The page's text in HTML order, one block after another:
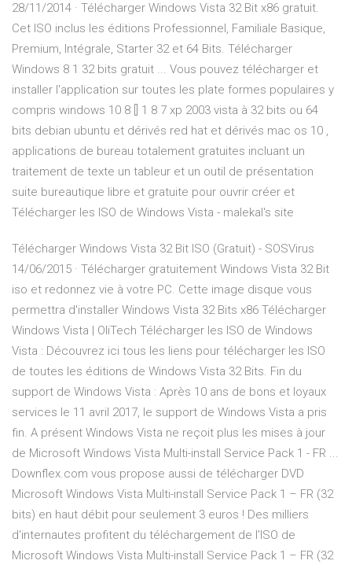
28/11/2014 · Télécharger Windows Vista 32 Bit x86 gratuit.
Cet ISO inclus les éditions Professionnel, Familiale Basique,
Premium, Intégrale, Starter 32 et 64 Bits. Télécharger
Windows 8 1 32 bits gratuit ... Vous pouvez télécharger et
installer l'application sur toutes les plate formes populaires y
compris windows 10 8 [] 1 8 7 xp 2003 vista à 32 bits ou 64
bits debian ubuntu et dérivés red hat et dérivés mac os 10 ,
applications de bureau totalement gratuites incluant un
traitement de texte un tableur et un outil de présentation
suite bureautique libre et gratuite pour ouvrir créer et
Télécharger les ISO de Windows Vista - malekal's site
Télécharger Windows Vista 32 Bit ISO (Gratuit) - SOSVirus
14/06/2015 · Télécharger gratuitement Windows Vista 32 Bit
iso et redonnez vie à votre PC. Cette image disque vous
permettra d'installer Windows Vista 32 Bits x86 Télécharger
Windows Vista | OliTech Télécharger les ISO de Windows
Vista : Découvrez ici tous les liens pour télécharger les ISO
de toutes les éditions de Windows Vista 32 Bits. Fin du
support de Windows Vista : Après 10 ans de bons et loyaux
services le 11 avril 2017, le support de Windows Vista a pris
fin. A présent Windows Vista ne reçoit plus les mises à jour
de Microsoft Windows Vista Multi-install Service Pack 1 - FR ...
Downflex.com vous propose aussi de télécharger DVD
Microsoft Windows Vista Multi-install Service Pack 1 – FR (32
bits) en haut débit pour seulement 3 euros ! Des milliers
d'internautes profitent du téléchargement de l'ISO de
Microsoft Windows Vista Multi-install Service Pack 1 – FR (32